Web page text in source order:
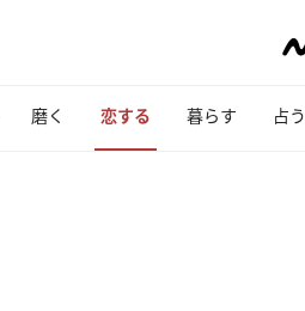
磨く 恋する 暮らす 占う